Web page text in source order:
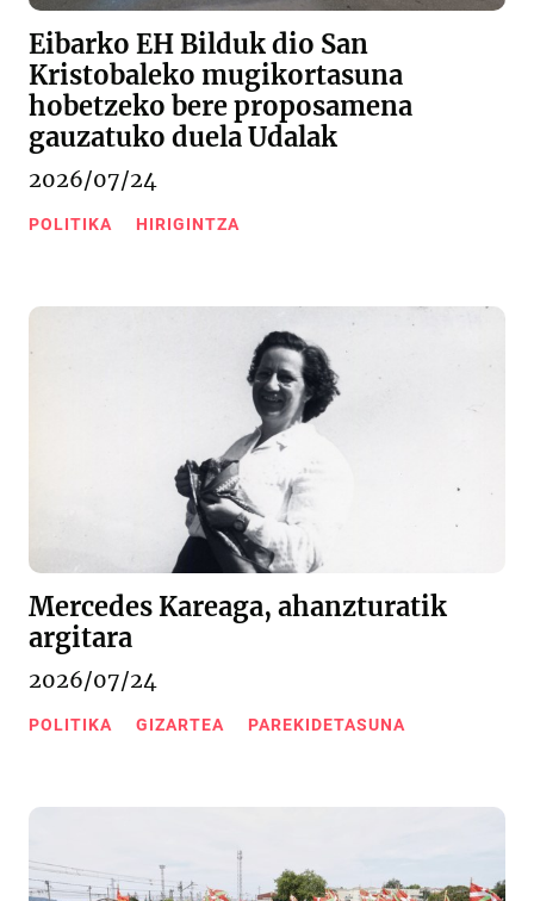
Eibarko EH Bilduk dio San
Kristobaleko mugikortasuna
hobetzeko bere proposamena
gauzatuko duela Udalak
2026/07/24
POLITIKA HIRIGINTZA
Mercedes Kareaga, ahanzturatik
argitara
2026/07/24
POLITIKA GIZARTEA PAREKIDETASUNA